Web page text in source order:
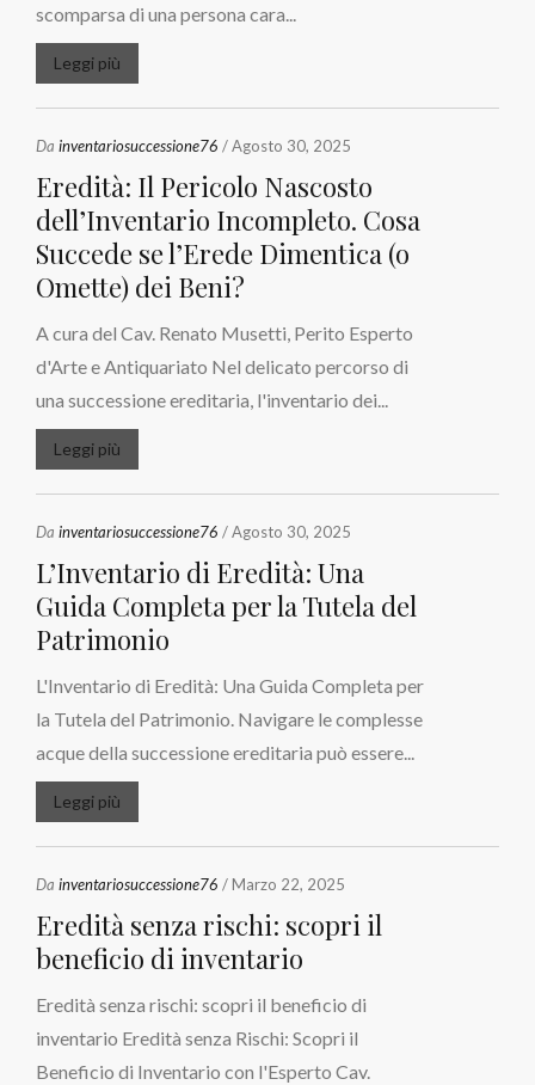
scomparsa di una persona cara...
Leggi più
Da inventariosuccessione76 / Agosto 30, 2025
Eredità: Il Pericolo Nascosto
dell’Inventario Incompleto. Cosa
Succede se l’Erede Dimentica (o
Omette) dei Beni?
A cura del Cav. Renato Musetti, Perito Esperto
d'Arte e Antiquariato Nel delicato percorso di
una successione ereditaria, l'inventario dei...
Leggi più
Da inventariosuccessione76 / Agosto 30, 2025
L’Inventario di Eredità: Una
Guida Completa per la Tutela del
Patrimonio
L'Inventario di Eredità: Una Guida Completa per
la Tutela del Patrimonio. Navigare le complesse
acque della successione ereditaria può essere...
Leggi più
Da inventariosuccessione76 / Marzo 22, 2025
Eredità senza rischi: scopri il
beneficio di inventario
Eredità senza rischi: scopri il beneficio di
inventario Eredità senza Rischi: Scopri il
Beneficio di Inventario con l'Esperto Cav.